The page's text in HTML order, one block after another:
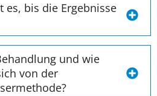
es, bis die Ergebnisse
und wie
von der